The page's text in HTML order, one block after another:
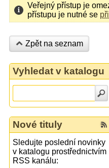
Veřejný přístup je
přístupu je nutné se
Zpět na seznam
Vyhledat v katalogu
Nové tituly
Sledujte poslední novinky
v katalogu prostřednictvím
RSS kanálu: